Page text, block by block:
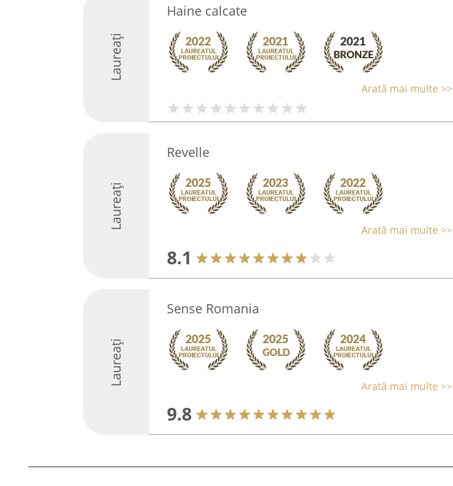
Laureați
Haine calcate
Arată mai multe >>
Laureați
Revelle
Arată mai multe >>
8.1
Laureați
Sense Romania
Arată mai multe >>
9.8